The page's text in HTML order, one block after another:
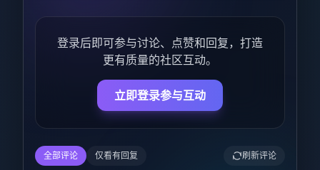
登录后即可参与讨论、点赞和回复，打造
更有质量的社区互动。
立即登录参与互动
全部评论 仅看有回复 刷新评论